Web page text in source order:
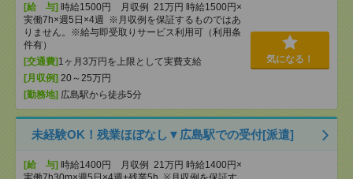
[給 与] 時給1500円 月収例 21万円 時給1500円×
実働7h×週5日×4週 ※月収例を保証するものではあ
りません。※給与即受取りサービス利用可（利用条
件有）
[交通費] 1ヶ月3万円を上限として実費支給
[月収例] 20～25万円
[勤務地] 広島駅から徒歩5分
気になる！
未経験OK！残業ほぼなし▼広島駅での受付[派遣]
[給 与] 時給1400円 月収例 21万円 時給1400円×